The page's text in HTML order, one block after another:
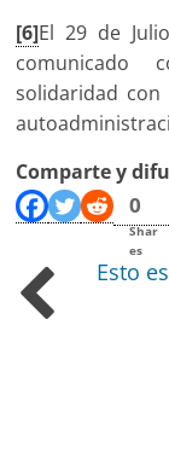
[6]El 29 de
comunicado
solidaridad con
Comparte y
0
Shar
es
Esto